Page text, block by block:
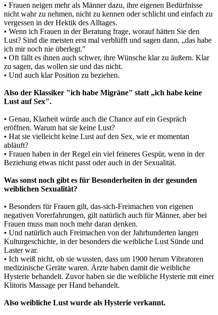
• Frauen neigen mehr als Männer dazu, ihre eigenen Bedürfnisse
nicht wahr zu nehmen, nicht zu kennen oder schlicht und einfach zu
vergessen in der Hektik des Alltages.
• Wenn ich Frauen in der Beratung frage, worauf hätten Sie den
Lust? Sind die meisten erst mal verblüfft und sagen dann, „das habe
ich mir noch nie überlegt."
• Oft fällt es ihnen auch schwer, ihre Wünsche klar zu äußern. Klar
zu sagen, das wollen sie und das nicht.
• Und auch klar Position zu beziehen.
Also der Klassiker "ich habe Migräne" statt „ich habe keine
Lust auf Sex".
• Genau, Klarheit würde auch die Chance auf ein Gespräch
eröffnen. Warum hat sie keine Lust?
• Hat sie vielleicht keine Lust auf den Sex, wie er momentan
abläuft?
• Frauen haben in der Regel ein viel feineres Gespür, wenn in der
Beziehung etwas nicht passt oder auch in der Sexualität.
Was sonst noch gibt es für Besonderheiten in der gesunden
weiblichen Sexualität?
• Besonders für Frauen gilt, das-sich-Freimachen von eigenen
negativen Vorerfahrungen, gilt natürlich auch für Männer, aber bei
Frauen muss man noch mehr daran denken.
• Und natürlich auch Freimachen von der Jahrhunderten langen
Kulturgeschichte, in der besonders die weibliche Lust Sünde und
Laster war.
• Ich weiß nicht, ob sie wussten, dass um 1900 herum Vibratoren
medizinische Geräte waren. Ärzte haben damit die weibliche
Hysterie behandelt. Zuvor haben sie die weibliche Hysterie mit einer
Klitoris Massage per Hand behandelt.
Also weibliche Lust wurde als Hysterie verkannt.